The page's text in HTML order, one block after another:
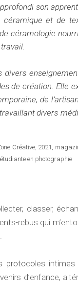
son
céramique et de
céramologie
de création. Elle
de
divers
Créative, 2021,
en photographie
classer,
rebus qui
protocoles
d’enfance,